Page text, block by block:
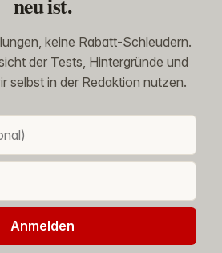
keine Rabatt-Schleudern.
der Tests, Hintergründe und
selbst in der Redaktion nutzen.
Anmelden